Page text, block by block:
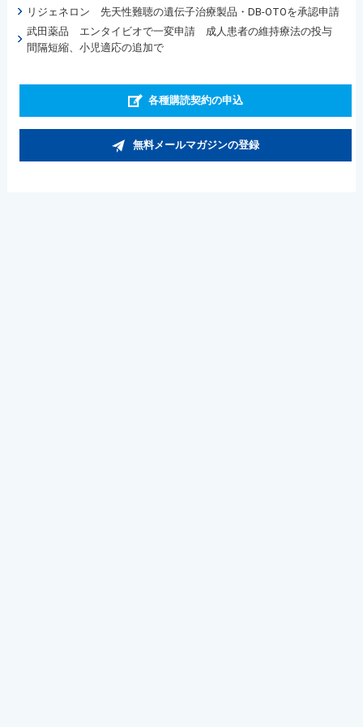
リジェネロン 先天性難聴の遺伝子治療製品・DB-OTOを承認申請
武田薬品 エンタイビオで一変申請 成人患者の維持療法の投与
間隔短縮、小児適応の追加で
各種購読契約の申込
無料メールマガジンの登録